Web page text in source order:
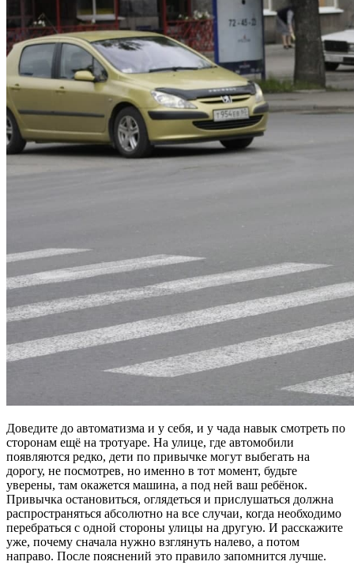
Доведите до автоматизма и у себя, и у чада навык смотреть по
сторонам ещё на тротуаре. На улице, где автомобили
появляются редко, дети по привычке могут выбегать на
дорогу, не посмотрев, но именно в тот момент, будьте
уверены, там окажется машина, а под ней ваш ребёнок.
Привычка остановиться, оглядеться и прислушаться должна
распространяться абсолютно на все случаи, когда необходимо
перебраться с одной стороны улицы на другую. И расскажите
уже, почему сначала нужно взглянуть налево, а потом
направо. После пояснений это правило запомнится лучше.